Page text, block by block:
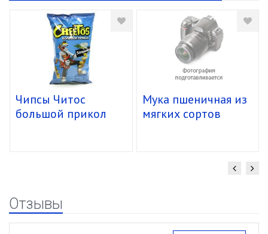
Чипсы Читос
большой прикол
Мука пшеничная из
мягких сортов
Отзывы